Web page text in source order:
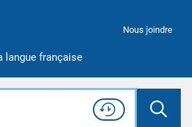
langue française
Nous joindre
Rechercher dans tout le site
Lancer
Consulter l'
Historique
de recherche